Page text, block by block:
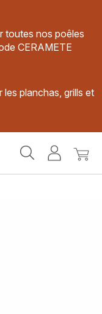
toutes nos poêles
CERAMETE
planchas, grills et
MonMon